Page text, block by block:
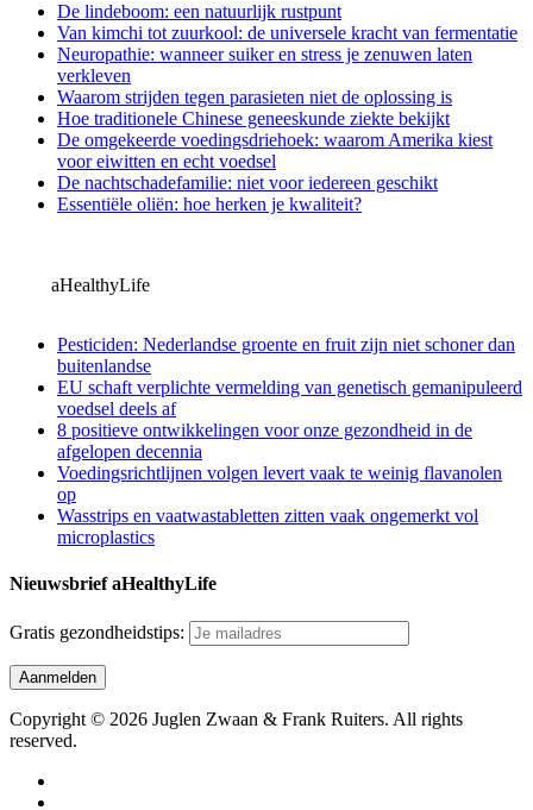
De lindeboom: een natuurlijk rustpunt
Van kimchi tot zuurkool: de universele kracht van fermentatie
Neuropathie: wanneer suiker en stress je zenuwen laten
verkleven
Waarom strijden tegen parasieten niet de oplossing is
Hoe traditionele Chinese geneeskunde ziekte bekijkt
De omgekeerde voedingsdriehoek: waarom Amerika kiest
voor eiwitten en echt voedsel
De nachtschadefamilie: niet voor iedereen geschikt
Essentiële oliën: hoe herken je kwaliteit?
aHealthyLife
Pesticiden: Nederlandse groente en fruit zijn niet schoner dan
buitenlandse
EU schaft verplichte vermelding van genetisch gemanipuleerd
voedsel deels af
8 positieve ontwikkelingen voor onze gezondheid in de
afgelopen decennia
Voedingsrichtlijnen volgen levert vaak te weinig flavanolen
op
Wasstrips en vaatwastabletten zitten vaak ongemerkt vol
microplastics
Nieuwsbrief aHealthyLife
Gratis gezondheidstips:
Copyright © 2026 Juglen Zwaan & Frank Ruiters. All rights
reserved.